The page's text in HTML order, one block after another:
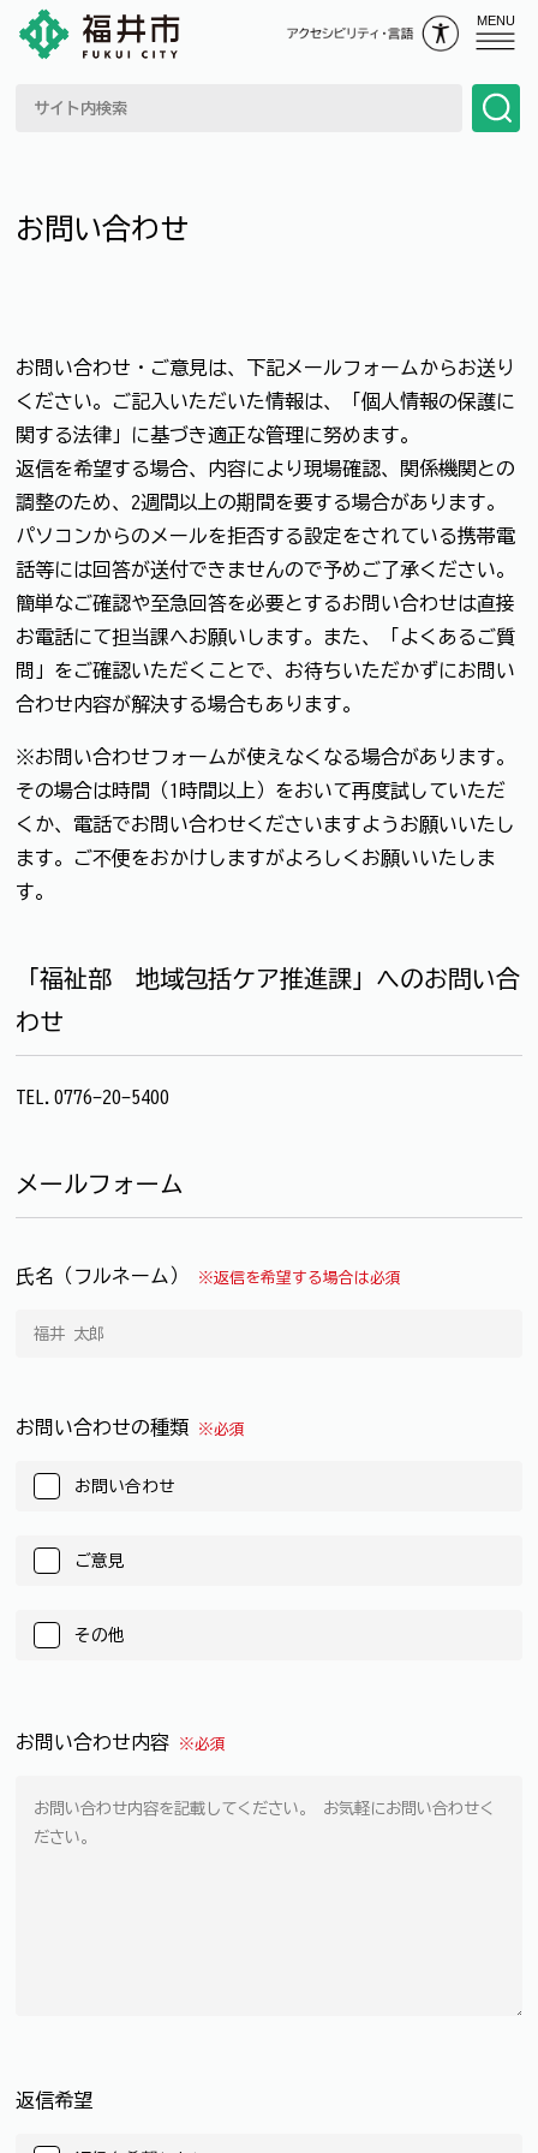
MENU
お問い合わせ
お問い合わせ・ご意見は、下記メールフォームからお送り
ください。ご記入いただいた情報は、「個人情報の保護に
関する法律」に基づき適正な管理に努めます。
返信を希望する場合、内容により現場確認、関係機関との
調整のため、2週間以上の期間を要する場合があります。
パソコンからのメールを拒否する設定をされている携帯電
話等には回答が送付できませんので予めご了承ください。
簡単なご確認や至急回答を必要とするお問い合わせは直接
お電話にて担当課へお願いします。また、「よくあるご質
問」をご確認いただくことで、お待ちいただかずにお問い
合わせ内容が解決する場合もあります。
※お問い合わせフォームが使えなくなる場合があります。
その場合は時間（1時間以上）をおいて再度試していただ
くか、電話でお問い合わせくださいますようお願いいたし
ます。ご不便をおかけしますがよろしくお願いいたしま
す。
「福祉部 地域包括ケア推進課」へのお問い合
わせ
TEL.0776-20-5400
メールフォーム
氏名（フルネーム） ※返信を希望する場合は必須
お問い合わせの種類 ※必須
お問い合わせ
ご意見
その他
お問い合わせ内容 ※必須
返信希望